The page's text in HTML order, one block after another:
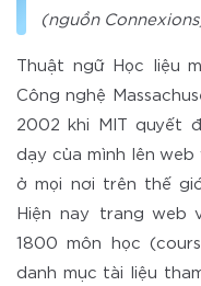
(nguồn
Thuật ngữ Học liệu
Công nghệ
2002 khi MIT quyết
dạy của mình lên
ở mọi nơi trên thế
Hiện nay trang web
1800 môn học
danh mục tài liệu